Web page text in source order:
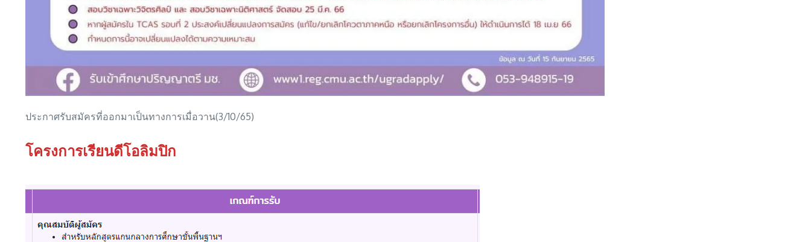
ประกาศรับสมัครที่ออกมาเป็นทางการเมื่อวาน(3/10/65)
โครงการเรียนดีโอลิมปิก